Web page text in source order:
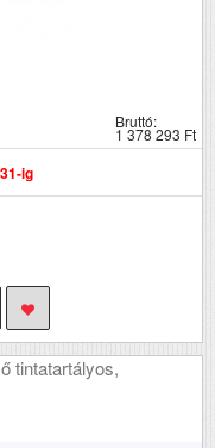
Bruttó:
1 378 293 Ft
ig
tintatartályos,